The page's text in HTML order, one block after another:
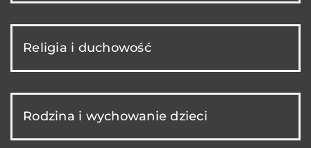
Religia i duchowość
Rodzina i wychowanie dzieci